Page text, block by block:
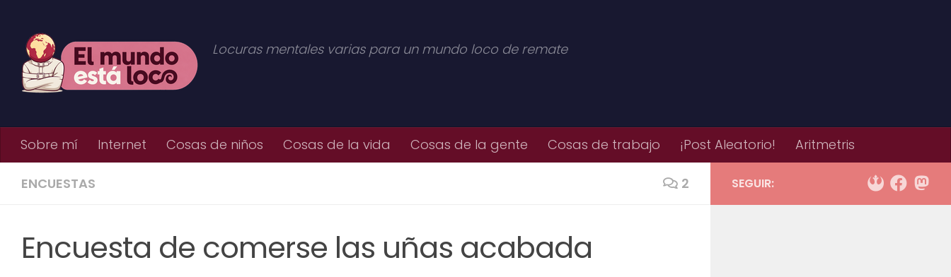
Locuras mentales varias para un mundo loco de remate
Sobre mí Internet Cosas de niños Cosas de la vida Cosas de la gente Cosas de trabajo ¡Post Aleatorio! Aritmetris
ENCUESTAS 2
Encuesta de comerse las uñas acabada
SEGUIR: